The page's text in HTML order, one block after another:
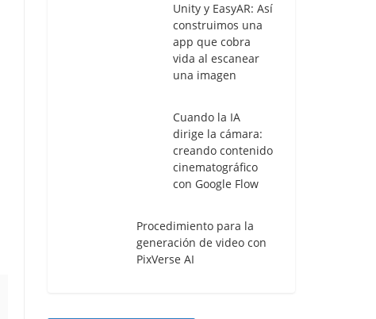
Unity y EasyAR: Así
construimos una
app que cobra
vida al escanear
una imagen
Cuando la IA
dirige la cámara:
creando contenido
cinematográfico
con Google Flow
Procedimiento para la
generación de video con
PixVerse AI